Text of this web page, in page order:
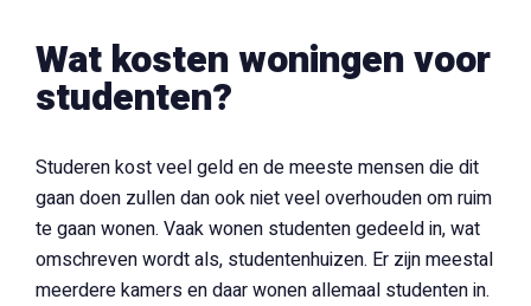
Wat kosten woningen voor
studenten?
Studeren kost veel geld en de meeste mensen die dit
gaan doen zullen dan ook niet veel overhouden om ruim
te gaan wonen. Vaak wonen studenten gedeeld in, wat
omschreven wordt als, studentenhuizen. Er zijn meestal
meerdere kamers en daar wonen allemaal studenten in.